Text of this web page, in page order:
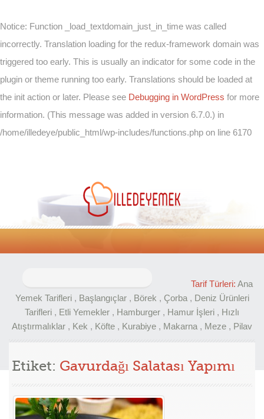
Notice: Function _load_textdomain_just_in_time was called
incorrectly. Translation loading for the redux-framework domain was
triggered too early. This is usually an indicator for some code in the
plugin or theme running too early. Translations should be loaded at
the init action or later. Please see Debugging in WordPress for more
information. (This message was added in version 6.7.0.) in
/home/illedeye/public_html/wp-includes/functions.php on line 6170
Tarif Türleri: Ana
Yemek Tarifleri, Başlangıçlar, Börek , Çorba, Deniz Ürünleri
Tarifleri , Etli Yemekler , Hamburger , Hamur İşleri , Hızlı
Atıştırmalıklar , Kek , Köfte , Kurabiye , Makarna , Meze , Pilav
Etiket: Gavurdağı Salatası Yapımı